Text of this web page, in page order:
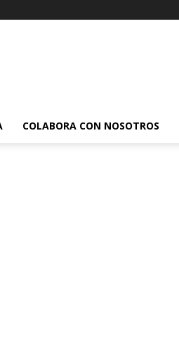
COLABORA CON NOSOTROS